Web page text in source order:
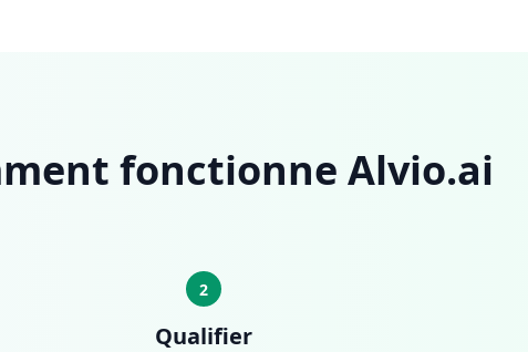
fonctionne Alvio.ai
2
Qualifier